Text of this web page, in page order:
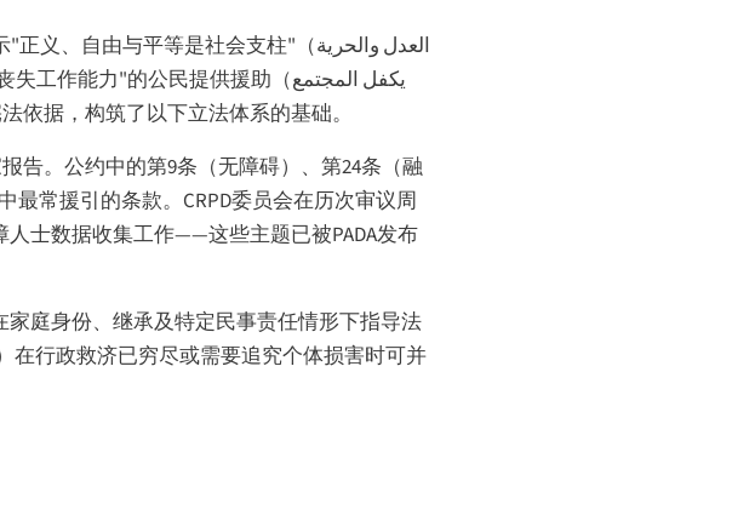
"正义、自由与平等是社会支柱"（العدل والحرية
失工作能力"的公民提供援助（يكفل المجتمع
依据，构筑了以下立法体系的基础。
告。公约中的第9条（无障碍）、第24条（融
最常援引的条款。CRPD委员会在历次审议周
士数据收集工作——这些主题已被PADA发布
庭身份、继承及特定民事责任情形下指导法
在行政救济已穷尽或需要追究个体损害时可并